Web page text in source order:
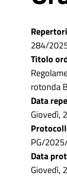
284/
Titolo
rotonda
Data
Giovedì,
PG/
Data
Giovedì,